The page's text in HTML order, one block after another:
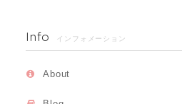
Info インフォメーション
About